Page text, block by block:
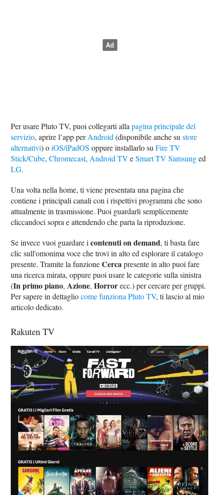
Per usare Pluto TV, puoi collegarti allapagina principale del
servizio, aprire l’app perAndroid(disponibile anche sustore
alternativi) oiOS/iPadOS oppure installarlo suFire TV
Stick/Cube,Chromecast,Android TV eSmart TV Samsunged
LG.
Una volta nella home, ti viene presentata una pagina che
contiene i principali canali con i rispettivi programmi che sono
attualmente in trasmissione. Puoi guardarli semplicemente
cliccandoci sopra e attendendo che parta la riproduzione.
Se invece vuoi guardare icontenuti on demand, ti basta fare
clic sull'omonima voce che trovi in alto ed esplorare il catalogo
presente. Tramite la funzioneCercapresente in alto puoi fare
una ricerca mirata, oppure puoi usare le categorie sulla sinistra
(In primo piano,Azione,Horrorecc.) per cercare per gruppi.
Per sapere in dettagliocome funziona Pluto TV, ti lascio al mio
articolo dedicato.
Rakuten TV